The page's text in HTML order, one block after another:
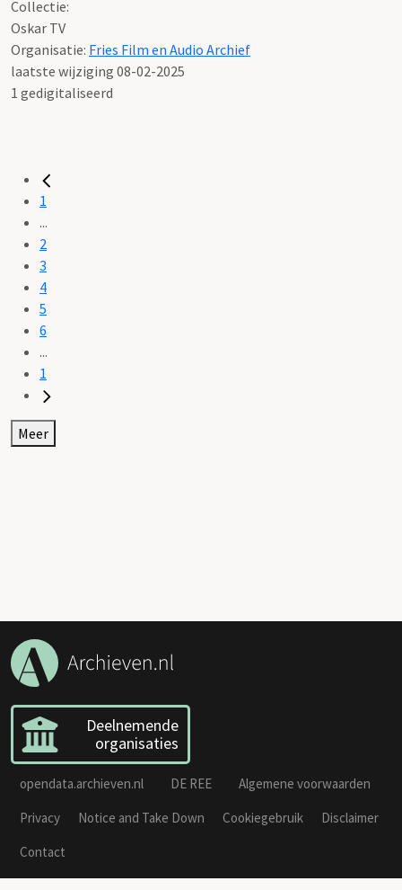
Collectie:
Oskar TV
Organisatie: Fries Film en Audio Archief
laatste wijziging 08-02-2025
1 gedigitaliseerd
1
...
2
3
4
5
6
...
1
Meer
Deelnemende
organisaties
opendata.archieven.nl DE REE
Algemene voorwaarden
Privacy
Notice and Take Down Cookiegebruik
Disclaimer
Contact